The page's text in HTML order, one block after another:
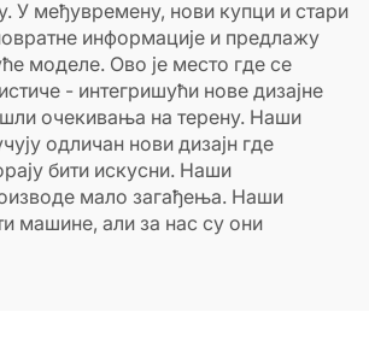
У међувремену, нови купци и стари
информације и предлажу
моделе. Ово је место где се
- интегришући нове дизајне
очекивања на терену. Наши
одличан нови дизајн где
бити искусни. Наши
мало загађења. Наши
машине, али за нас су они